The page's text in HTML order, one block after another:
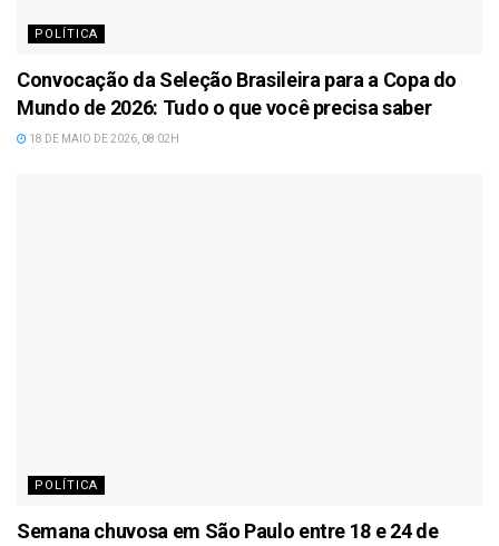
POLÍTICA
Convocação da Seleção Brasileira para a Copa do
Mundo de 2026: Tudo o que você precisa saber
18 DE MAIO DE 2026, 08:02H
POLÍTICA
Semana chuvosa em São Paulo entre 18 e 24 de